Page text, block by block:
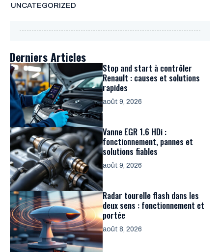
UNCATEGORIZED
Derniers Articles
Stop and start à contrôler
Renault : causes et solutions
rapides
août 9, 2026
Vanne EGR 1.6 HDi :
fonctionnement, pannes et
solutions fiables
août 9, 2026
Radar tourelle flash dans les
deux sens : fonctionnement et
portée
août 8, 2026